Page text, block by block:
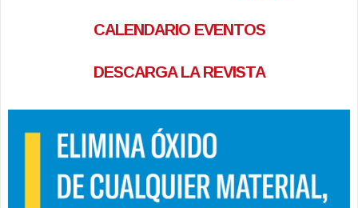
CALENDARIO EVENTOS
DESCARGA LA REVISTA